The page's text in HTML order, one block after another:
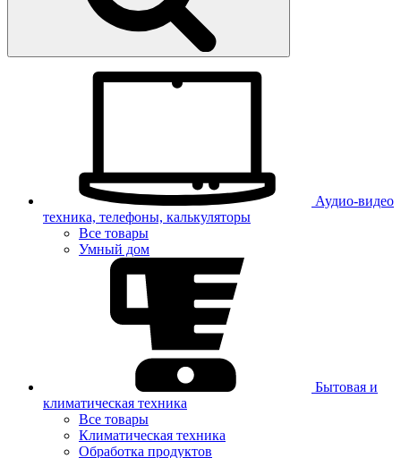
Аудио-видео
техника, телефоны, калькуляторы
Все товары
Умный дом
Бытовая и
климатическая техника
Все товары
Климатическая техника
Обработка продуктов